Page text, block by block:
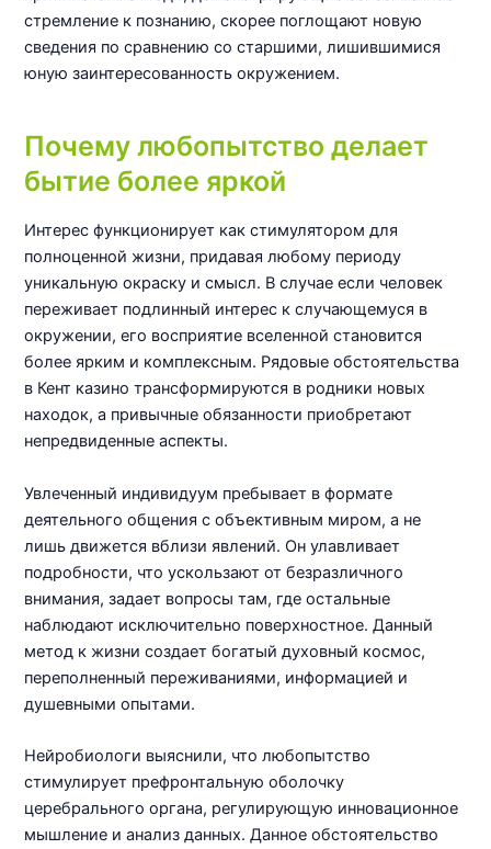
стремление к познанию, скорее поглощают новую
сведения по сравнению со старшими, лишившимися
юную заинтересованность окружением.
Почему любопытство делает
бытие более яркой
Интерес функционирует как стимулятором для
полноценной жизни, придавая любому периоду
уникальную окраску и смысл. В случае если человек
переживает подлинный интерес к случающемуся в
окружении, его восприятие вселенной становится
более ярким и комплексным. Рядовые обстоятельства
в Кент казино трансформируются в родники новых
находок, а привычные обязанности приобретают
непредвиденные аспекты.
Увлеченный индивидуум пребывает в формате
деятельного общения с объективным миром, а не
лишь движется вблизи явлений. Он улавливает
подробности, что ускользают от безразличного
внимания, задает вопросы там, где остальные
наблюдают исключительно поверхностное. Данный
метод к жизни создает богатый духовный космос,
переполненный переживаниями, информацией и
душевными опытами.
Нейробиологи выяснили, что любопытство
стимулирует префронтальную оболочку
церебрального органа, регулирующую инновационное
мышление и анализ данных. Данное обстоятельство